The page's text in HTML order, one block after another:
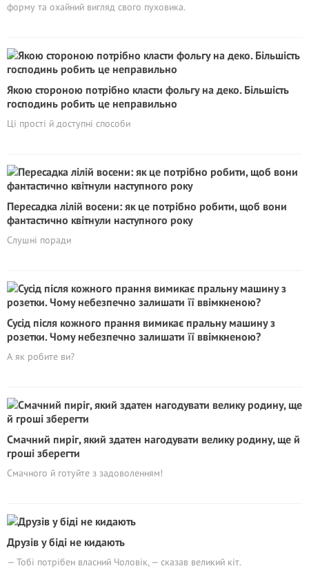
форму та охайний вигляд свого пуховика.
Якою стороною потрібно класти фольгу на деко. Більшість
господинь робить це неправильно
Ці прості й доступні способи
Пересадка лілій восени: як це потрібно робити, щоб вони
фантастично квітнули наступного року
Слушні поради
Сусід після кожного прання вимикає пральну машину з
розетки. Чому небезпечно залишати її ввімкненою?
А як робите ви?
Смачний пиріг, який здатен нагодувати велику родину, ще й
гроші зберегти
Смачного й готуйте з задоволенням!
Друзів у біді не кидають
— Тобі потрібен власний Чоловік, — сказав великий кіт.